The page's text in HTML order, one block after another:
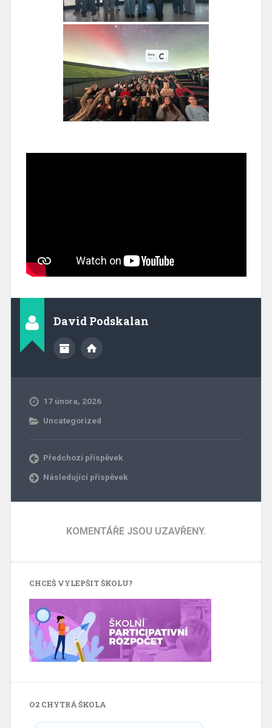
David Podskalan
17 února, 2026
Uncategorized
Předchozí příspěvek
Následující příspěvek
KOMENTÁŘE JSOU UZAVŘENY.
CHCEŠ VYLEPŠIT ŠKOLU?
O2 CHYTRÁ ŠKOLA